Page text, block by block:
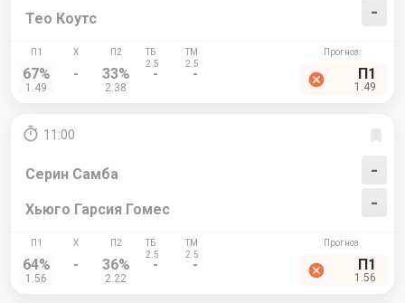
-
Тео Коутс
67%
1.49
- 33%
2.38
- - П1
1.49
11:00
Серин Самба
-
-
Хьюго Гарсия Гомес
64%
1.56
- 36%
2.22
- - П1
1.56